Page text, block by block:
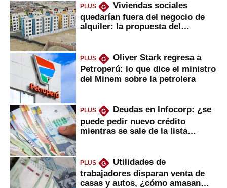
PLUS G
Viviendas sociales
quedarían fuera del negocio de
alquiler: la propuesta del
PLUS G
Oliver Stark regresa a
Petroperú: lo que dice el ministro
del Minem sobre la petrolera
PLUS G
Deudas en Infocorp: ¿se
puede pedir nuevo crédito
mientras se sale de la lista
PLUS G
Utilidades de
trabajadores disparan venta de
casas y autos, ¿cómo amasan